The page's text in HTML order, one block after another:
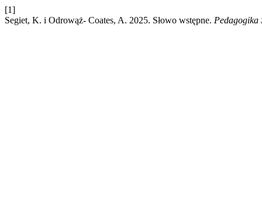
[1]
Segiet, K. i Odrowąż- Coates, A. 2025. Słowo wstępne. Pedagogika